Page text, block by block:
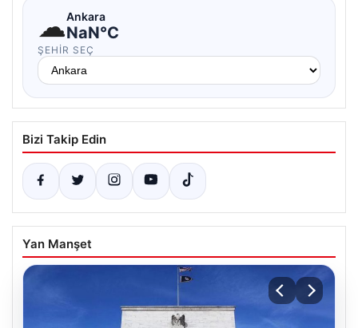
☁Ankara
NaN°C
ŞEHIR SEÇ
Bizi Takip Edin
Yan Manşet